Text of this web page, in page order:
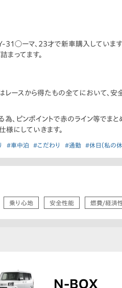
31◯ーマ、23才で新車購入してい
まってます。
ースから得たもの全てにおいて、安
、ピンポイントで赤のライン等でま
様にしていきます。
#車中泊 #こだわり #通勤 #休日（私の休
乗り心地 安全性能 燃費/経済
N-BOX